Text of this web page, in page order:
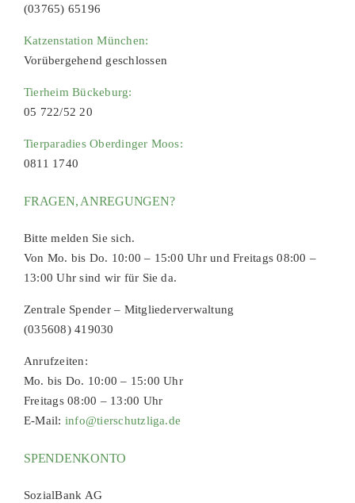
(03765) 65196
Katzenstation München:
Vorübergehend geschlossen
Tierheim Bückeburg:
05 722/52 20
Tierparadies Oberdinger Moos:
0811 1740
FRAGEN, ANREGUNGEN?
Bitte melden Sie sich.
Von Mo. bis Do. 10:00 – 15:00 Uhr und Freitags 08:00 –
13:00 Uhr sind wir für Sie da.
Zentrale Spender – Mitgliederverwaltung
(035608) 419030
Anrufzeiten:
Mo. bis Do. 10:00 – 15:00 Uhr
Freitags 08:00 – 13:00 Uhr
E-Mail: info@tierschutzliga.de
SPENDENKONTO
SozialBank AG